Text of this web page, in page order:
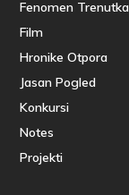
Fenomen Trenutka
Film
Hronike Otpora
Jasan Pogled
Konkursi
Notes
Projekti